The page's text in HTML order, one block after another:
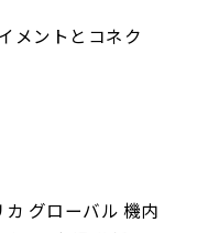
メントとコネク
グローバル 機内